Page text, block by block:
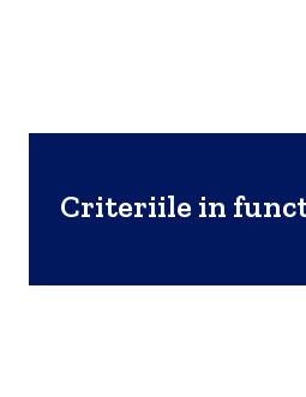
Criteriile in